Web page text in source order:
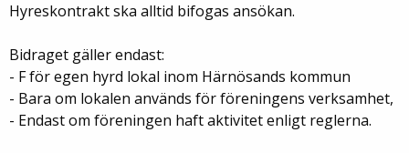
Hyreskontrakt ska alltid bifogas ansökan.
Bidraget gäller endast:
- F för egen hyrd lokal inom Härnösands kommun
- Bara om lokalen används för föreningens verksamhet,
- Endast om föreningen haft aktivitet enligt reglerna.